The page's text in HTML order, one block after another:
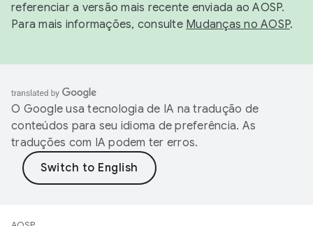
referenciar a versão mais recente enviada ao AOSP.
Para mais informações, consulte Mudanças no AOSP.
O Google usa tecnologia de IA na tradução de
conteúdos para seu idioma de preferência. As
traduções com IA podem ter erros.